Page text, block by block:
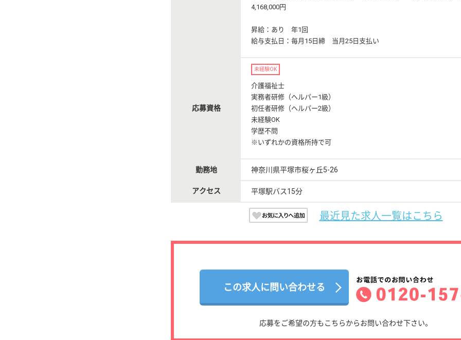
4,168,000円
昇給：あり 年1回
給与支払日：毎月15日締 当月25日支払い
応募資格
未経験OK
介護福祉士
実務者研修（ヘルパー1級）
初任者研修（ヘルパー2級）
未経験OK
学歴不問
※いずれかの資格所持で可
勤務地 神奈川県平塚市桜ヶ丘5-26
アクセス 平塚駅バス15分
最近見た求人一覧はこちら
この求人に問い合わせる
応募をご希望の方もこちらからお問い合わせ下さい。